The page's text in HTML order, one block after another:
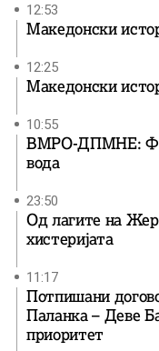
12:53
Македонски
12:25
Македонски
10:55
ВМРО-ДПМНЕ:
вода
23:50
Од лагите на
хистеријата
11:17
Потпишани
Паланка – Деве
приоритет